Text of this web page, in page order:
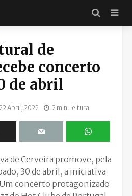
UNSPLASH
de
concerto
de abril
22 Abril, 2022 2 min. leitura
de Cerveira promove, pela
30 de abril, a iniciativa
Um concerto protagonizado